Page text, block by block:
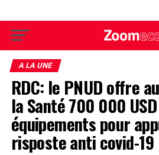
A LA UNE
RDC: le PNUD offre
la Santé 700 000
équipements pour
risposte anti covid-19